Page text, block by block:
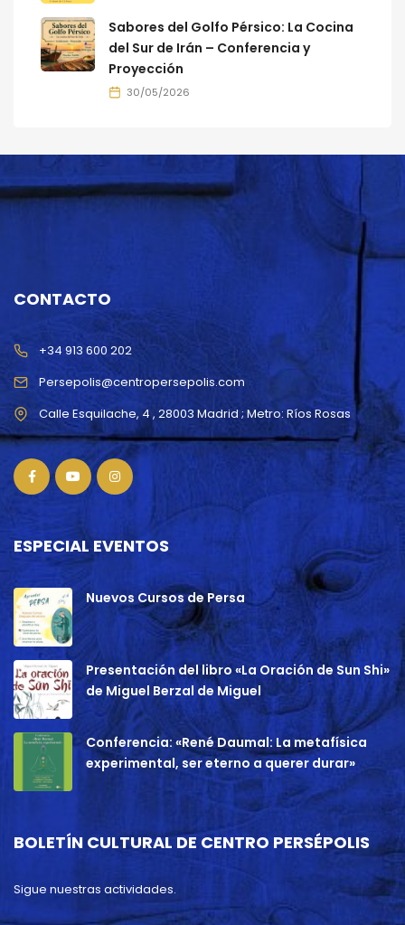
Sabores del Golfo Pérsico: La Cocina
del Sur de Irán – Conferencia y
Proyección
30/05/2026
CONTACTO
Persepolis@centropersepolis.com
+34 913 600 202
ESPECIAL EVENTOS
Nuevos Cursos de Persa
Presentación del libro «La Oración de Sun Shi»
de Miguel Berzal de Miguel
Conferencia: «René Daumal: La metafísica
experimental, ser eterno a querer durar»
BOLETÍN CULTURAL DE CENTRO PERSÉPOLIS
Sigue nuestras actividades.